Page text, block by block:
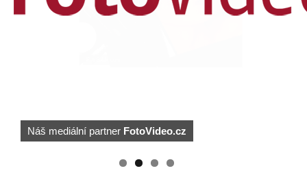
PetrSalek.com
https://kuula.co/profile/PetrSalek/collections